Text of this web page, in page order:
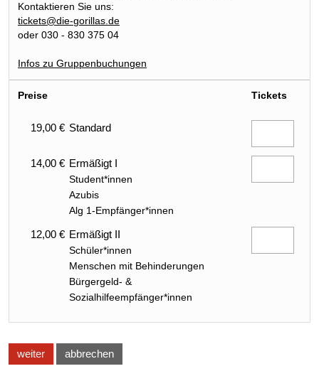
Kontaktieren Sie uns:
tickets@die-gorillas.de
oder 030 - 830 375 04
Infos zu Gruppenbuchungen
Tickets
Preise
19,00 € Standard
14,00 € Ermäßigt I
Student*innen
Azubis
Alg 1-Empfänger*innen
12,00 € Ermäßigt II
Schüler*innen
Menschen mit Behinderungen
Bürgergeld- &
Sozialhilfeempfänger*innen
weiter abbrechen